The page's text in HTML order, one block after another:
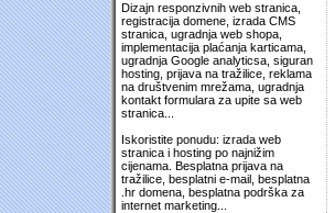
Dizajn responzivnih web stranica,
registracija domene, izrada CMS
stranica, ugradnja web shopa,
implementacija plaćanja karticama,
ugradnja Google analyticsa, siguran
hosting, prijava na tražilice, reklama
na društvenim mrežama, ugradnja
kontakt formulara za upite sa web
stranica...
Iskoristite ponudu: izrada web
stranica i hosting po najnižim
cijenama. Besplatna prijava na
tražilice, besplatni e-mail, besplatna
.hr domena, besplatna podrška za
internet marketing...